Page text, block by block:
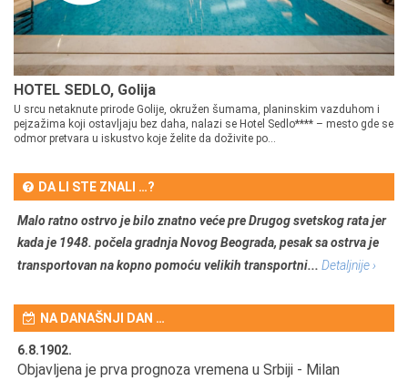
HOTEL SEDLO, Golija
U srcu netaknute prirode Golije, okružen šumama, planinskim vazduhom i
pejzažima koji ostavljaju bez daha, nalazi se Hotel Sedlo**** – mesto gde se
odmor pretvara u iskustvo koje želite da doživite po...
DA LI STE ZNALI …?
Malo ratno ostrvo je bilo znatno veće pre Drugog svetskog rata jer
kada je 1948. počela gradnja Novog Beograda, pesak sa ostrva je
transportovan na kopno pomoću velikih transportni... Detaljnije ›
NA DANAŠNJI DAN …
6.8.1902.
Objavljena je prva prognoza vremena u Srbiji - Milan